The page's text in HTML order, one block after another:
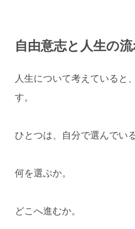
自由意志と人生の
人生について考えていると
す。
ひとつは、自分で選んでい
何を選ぶか。
どこへ進むか。